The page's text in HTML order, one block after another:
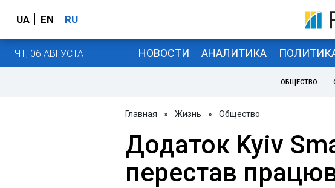
UA EN RU
ЧТ, 06 АВГУСТА НОВОСТИ АНАЛИТИКА
ОБЩЕСТВО
Главная » Жизнь » Общество
Додаток Kyiv
перестав